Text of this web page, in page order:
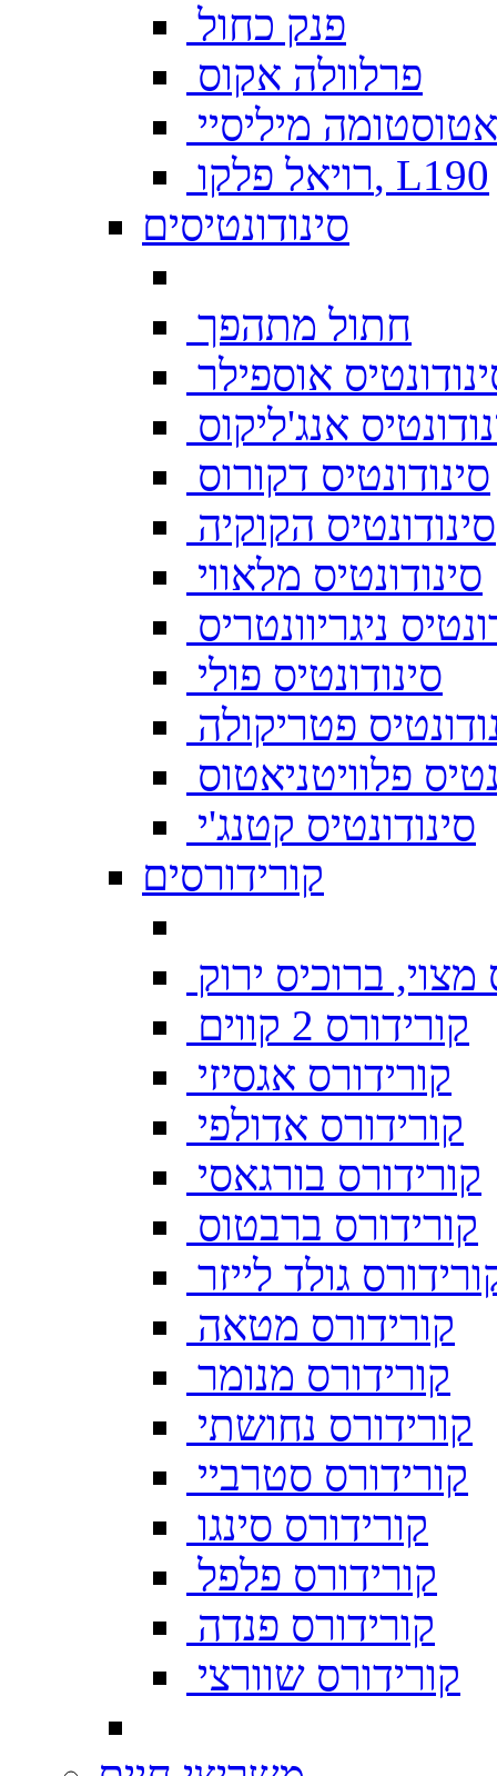
פנק כחול
פרלוולה אקוס
מיליסיי
רויאל פלקו, L190
סינודונטיסים
חתול מתהפך
אוספילר
אנג'ליקוס
סינודונטיס דקורוס
סינודונטיס הקוקיה
סינודונטיס מלאווי
ניגריוונטריס
סינודונטיס פולי
פטריקולה
פלוויטניאטוס
סינודונטיס קטנג'י
קורידורסים
מצוי, ברוכיס ירוק
קורידורס 2 קווים
קורידורס אגסיזי
קורידורס אדולפי
קורידורס בורגאסי
קורידורס ברבטוס
גולד לייזר
קורידורס מטאה
קורידורס מנומר
קורידורס נחושתי
קורידורס סטרביי
קורידורס סינגו
קורידורס פלפל
קורידורס פנדה
קורידורס שוורצי